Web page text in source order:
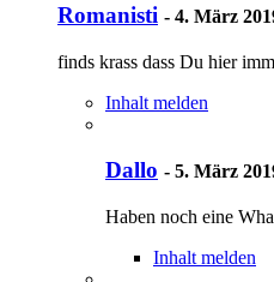
Romanisti - 4. März
finds krass dass Du hier
Inhalt melden
Dallo - 5. März
Haben noch eine
Inhalt melden